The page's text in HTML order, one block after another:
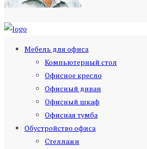
Мебель для офиса
Компьютерный стол
Офисное кресло
Офисный диван
Офисный шкаф
Офисная тумба
Обустройство офиса
Стеллажи